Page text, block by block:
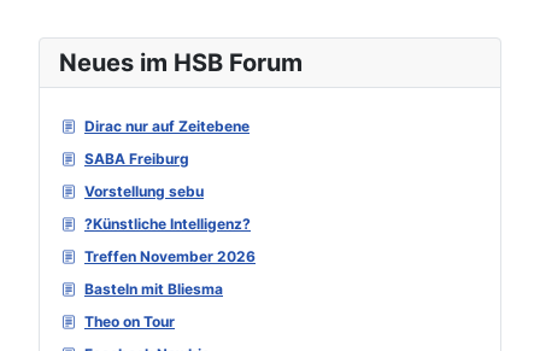
Neues im HSB Forum
Dirac nur auf Zeitebene
SABA Freiburg
Vorstellung sebu
?Künstliche Intelligenz?
Treffen November 2026
Basteln mit Bliesma
Theo on Tour